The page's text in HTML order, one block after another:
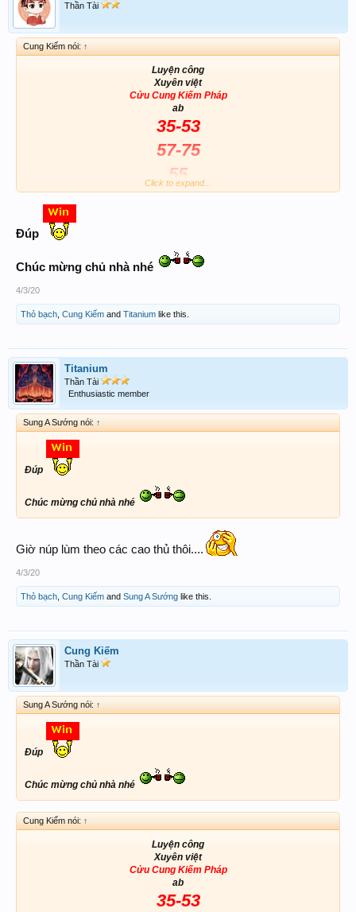
Thần Tài
Cung Kiếm nói: ↑
Luyện công
Xuyên việt
Cửu Cung Kiếm Pháp
ab
35-53
57-75
55
Click to expand...
Đúp
Chúc mừng chủ nhà nhé
4/3/20
Thỏ bạch Cung Kiếm and Titanium like this.
Titanium
Thần Tài
Enthusiastic member
Sung A Sướng nói: ↑
Đúp
Chúc mừng chủ nhà nhé
Giờ núp lùm theo các cao thủ thôi....
4/3/20
Thỏ bạch Cung Kiếm and Sung A Sướng like this.
Cung Kiếm
Thần Tài
Sung A Sướng nói: ↑
Đúp
Chúc mừng chủ nhà nhé
Cung Kiếm nói: ↑
Luyện công
Xuyên việt
Cửu Cung Kiếm Pháp
ab
35-53